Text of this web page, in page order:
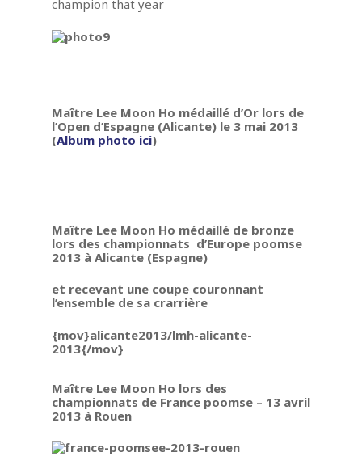
champion that year
Maître Lee Moon Ho médaillé d’Or lors de
l’Open d’Espagne (Alicante) le 3 mai 2013
(Album photo ici)
Maître Lee Moon Ho médaillé de bronze
lors des championnats d’Europe poomse
2013 à Alicante (Espagne)
et recevant une coupe couronnant
l’ensemble de sa crarrière
{mov}alicante2013/lmh-alicante-
2013{/mov}
Maître Lee Moon Ho lors des
championnats de France poomse – 13 avril
2013 à Rouen
Biographie
Palmarès
Stage
Dojang/Club
Seoul National
Français